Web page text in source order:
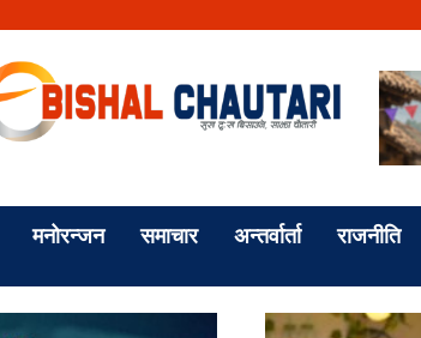
मनोरन्जन समाचार अन्तर्वार्ता राजनीति